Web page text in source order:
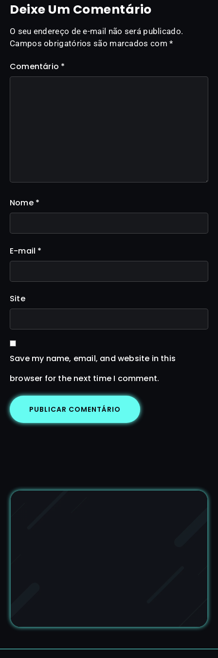
Deixe Um Comentário
O seu endereço de e-mail não será publicado.
Campos obrigatórios são marcados com*
Comentário *
Nome *
E-mail *
Site
Save my name, email, and website in this
browser for the next time I comment.